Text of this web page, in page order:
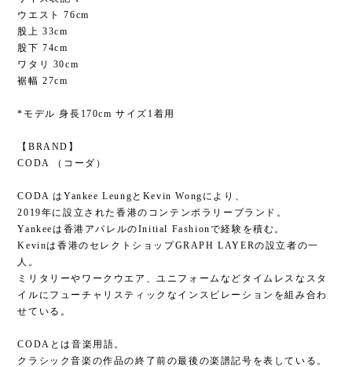
ウエスト 76cm
股上 33cm
股下 74cm
ワタリ 30cm
裾幅 27cm
*モデル 身長170cm サイズ1着用
【BRAND】
CODA （コーダ）
CODA はYankee LeungとKevin Wongにより、
2019年に設立された香港のコンテンポラリーブランド。
Yankeeは香港アパレルのInitial Fashionで経験を積む。
Kevinは香港のセレクトショップGRAPH LAYERの設立者の一
人。
ミリタリーやワークウエア、ユニフォームなどタイムレスなスタ
イルにフューチャリスティックなインスピレーションを組み合わ
せている。
CODAとは音楽用語。
クラシック音楽の作品の終了前の最後の楽譜記号を表している。